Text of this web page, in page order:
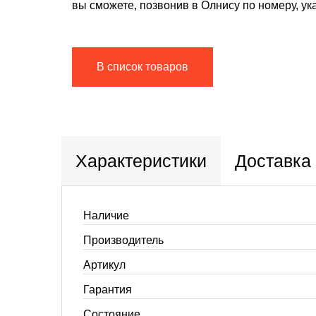
вы сможете, позвонив в Олнису по номеру,
В список товаров
Характеристики Доставка
Наличие
Производитель
Артикул
Гарантия